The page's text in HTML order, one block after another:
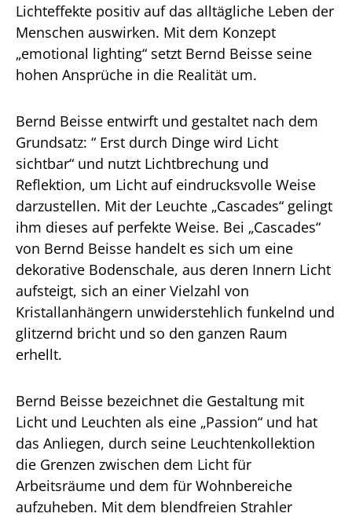
Lichteffekte positiv auf das alltägliche Leben der
Menschen auswirken. Mit dem Konzept
„emotional lighting“ setzt Bernd Beisse seine
hohen Ansprüche in die Realität um.
Bernd Beisse entwirft und gestaltet nach dem
Grundsatz: “ Erst durch Dinge wird Licht
sichtbar“ und nutzt Lichtbrechung und
Reflektion, um Licht auf eindrucksvolle Weise
darzustellen. Mit der Leuchte „Cascades“ gelingt
ihm dieses auf perfekte Weise. Bei „Cascades“
von Bernd Beisse handelt es sich um eine
dekorative Bodenschale, aus deren Innern Licht
aufsteigt, sich an einer Vielzahl von
Kristallanhängern unwiderstehlich funkelnd und
glitzernd bricht und so den ganzen Raum
erhellt.
Bernd Beisse bezeichnet die Gestaltung mit
Licht und Leuchten als eine „Passion“ und hat
das Anliegen, durch seine Leuchtenkollektion
die Grenzen zwischen dem Licht für
Arbeitsräume und dem für Wohnbereiche
aufzuheben. Mit dem blendfreien Strahler